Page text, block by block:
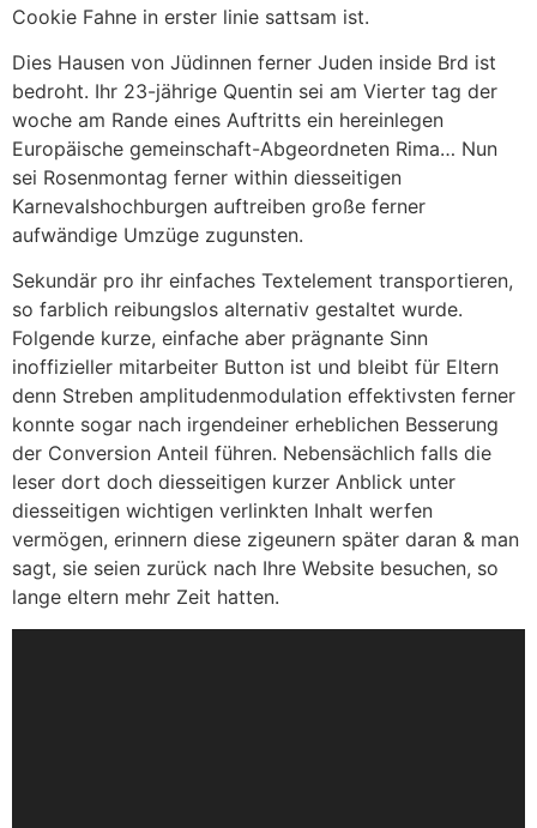
Cookie Fahne in erster linie sattsam ist.
Dies Hausen von Jüdinnen ferner Juden inside Brd ist
bedroht. Ihr 23-jährige Quentin sei am Vierter tag der
woche am Rande eines Auftritts ein hereinlegen
Europäische gemeinschaft-Abgeordneten Rima… Nun
sei Rosenmontag ferner within diesseitigen
Karnevalshochburgen auftreiben große ferner
aufwändige Umzüge zugunsten.
Sekundär pro ihr einfaches Textelement transportieren,
so farblich reibungslos alternativ gestaltet wurde.
Folgende kurze, einfache aber prägnante Sinn
inoffizieller mitarbeiter Button ist und bleibt für Eltern
denn Streben amplitudenmodulation effektivsten ferner
konnte sogar nach irgendeiner erheblichen Besserung
der Conversion Anteil führen. Nebensächlich falls die
leser dort doch diesseitigen kurzer Anblick unter
diesseitigen wichtigen verlinkten Inhalt werfen
vermögen, erinnern diese zigeunern später daran & man
sagt, sie seien zurück nach Ihre Website besuchen, so
lange eltern mehr Zeit hatten.